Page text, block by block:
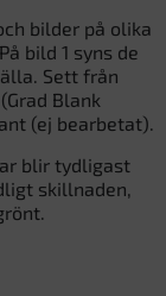
bilder på olika
bild 1 syns de
Sett från
Blank
(ej bearbetat).
blir tydligast
skillnaden,